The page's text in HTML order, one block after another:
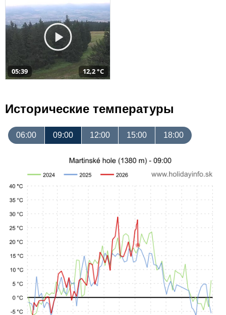
05:39 12,2 °C
Исторические температуры
06:00 09:00 12:00 15:00 18:00